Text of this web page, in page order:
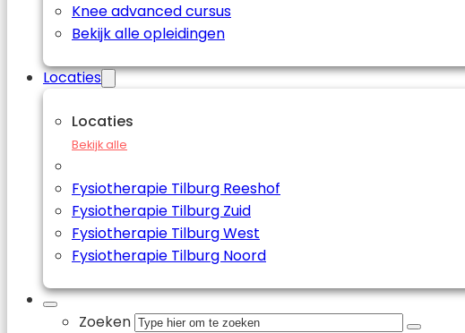
Knee advanced cursus
Bekijk alle opleidingen
Locaties
Locaties
Bekijk alle
Fysiotherapie Tilburg Reeshof
Fysiotherapie Tilburg Zuid
Fysiotherapie Tilburg West
Fysiotherapie Tilburg Noord
Zoeken